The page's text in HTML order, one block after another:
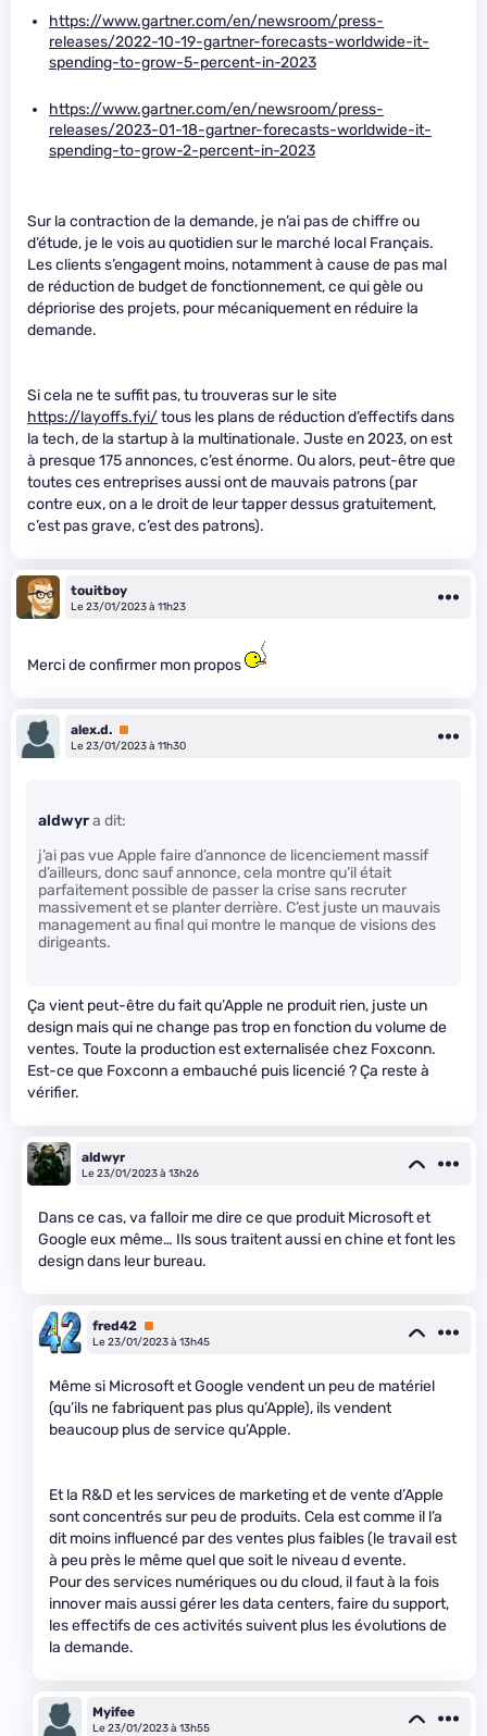
https://www.gartner.com/en/newsroom/press-
releases/2022-10-19-gartner-forecasts-worldwide-it-
spending-to-grow-5-percent-in-2023
https://www.gartner.com/en/newsroom/press-
releases/2023-01-18-gartner-forecasts-worldwide-it-
spending-to-grow-2-percent-in-2023
Sur la contraction de la demande, je n’ai pas de chiffre ou
d’étude, je le vois au quotidien sur le marché local Français.
Les clients s’engagent moins, notamment à cause de pas mal
de réduction de budget de fonctionnement, ce qui gèle ou
dépriorise des projets, pour mécaniquement en réduire la
demande.
Si cela ne te suffit pas, tu trouveras sur le site
https://layoffs.fyi/tous les plans de réduction d’effectifs dans
la tech, de la startup à la multinationale. Juste en 2023, on est
à presque 175 annonces, c’est énorme. Ou alors, peut-être que
toutes ces entreprises aussi ont de mauvais patrons (par
contre eux, on a le droit de leur tapper dessus gratuitement,
c’est pas grave, c’est des patrons).
touitboy
Le 23/01/2023 à 11h23
Merci de confirmer mon propos
alex.d. Premium
Le 23/01/2023 à 11h30
aldwyra dit:
j’ai pas vue Apple faire d’annonce de licenciement massif
d’ailleurs, donc sauf annonce, cela montre qu’il était
parfaitement possible de passer la crise sans recruter
massivement et se planter derrière. C’est juste un mauvais
management au final qui montre le manque de visions des
dirigeants.
Ça vient peut-être du fait qu’Apple ne produit rien, juste un
design mais qui ne change pas trop en fonction du volume de
ventes. Toute la production est externalisée chez Foxconn.
Est-ce que Foxconn a embauché puis licencié ? Ça reste à
vérifier.
aldwyr
Le 23/01/2023 à 13h26
Dans ce cas, va falloir me dire ce que produit Microsoft et
Google eux même… Ils sous traitent aussi en chine et font les
design dans leur bureau.
fred42 Premium
Le 23/01/2023 à 13h45
Même si Microsoft et Google vendent un peu de matériel
(qu’ils ne fabriquent pas plus qu’Apple), ils vendent
beaucoup plus de service qu’Apple.
Et la R&D et les services de marketing et de vente d’Apple
sont concentrés sur peu de produits. Cela est comme il l’a
dit moins influencé par des ventes plus faibles (le travail est
à peu près le même quel que soit le niveau d evente.
Pour des services numériques ou du cloud, il faut à la fois
innover mais aussi gérer les data centers, faire du support,
les effectifs de ces activités suivent plus les évolutions de
la demande.
Myifee
Le 23/01/2023 à 13h55